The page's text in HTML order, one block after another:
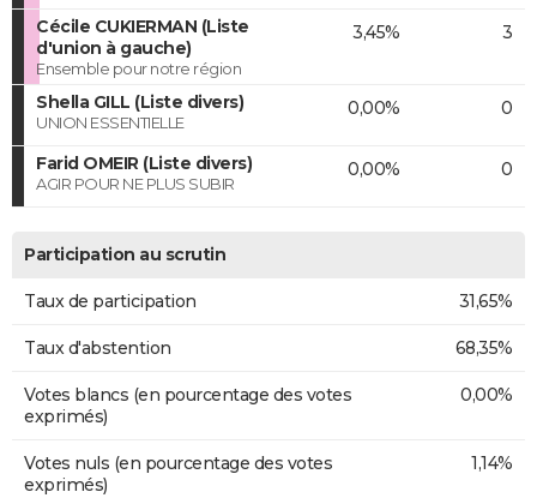
Cécile CUKIERMAN (Liste
d'union à gauche)
Ensemble pour notre région
3,45% 3
Shella GILL (Liste divers)
UNION ESSENTIELLE
0,00% 0
Farid OMEIR (Liste divers)
AGIR POUR NE PLUS SUBIR
0,00% 0
Participation au scrutin
Taux de participation 31,65%
Taux d'abstention 68,35%
Votes blancs (en pourcentage des votes
exprimés)
0,00%
Votes nuls (en pourcentage des votes
exprimés)
1,14%